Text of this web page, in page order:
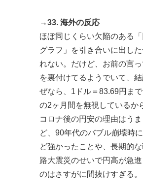
→33. 海外の反応
ほぼ同じくらい欠陥のある
グラフ」を引き合いに出し
れない。だけど、お前の言
を裏付けてるようでいて、
ぜなら、1ドル＝83.69円ま
の2ヶ月間を無視しているか
コロナ後の円安の理由はう
ど、90年代のバブル崩壊時
ど強かったことや、長期的
路大震災のせいで円高が急
のはさすがに間抜けすぎる。